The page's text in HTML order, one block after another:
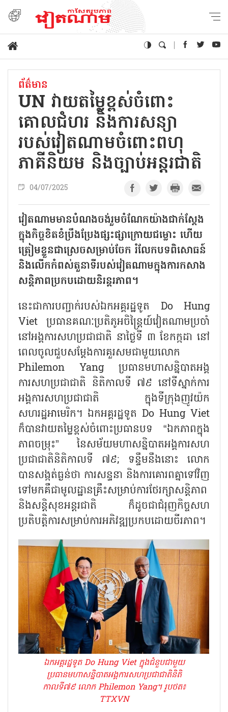
ព័ត៌មាន
UN វាយតម្លៃខ្ពស់ចំពោះ​
គោលជំហរ និងការសន្យា
របស់វៀតណាមចំពោះពហុ
ភាគីនិយម និងច្បាប់អន្តរជាតិ
04/07/2025
វៀតណាមមានបំណងចង់រួមចំណែកយ៉ាងជាក់ស្តែង
ក្នុងកិច្ចខិតខំប្រឹងប្រែងផ្សះផ្សាក្រោយជម្លោះ ហើយ
ត្រៀមខ្លួនជាស្រេចសម្រាប់ចែក រំលែកបទពិសោធន៍
និងលើកកំពស់តួនាទីរបស់វៀតណាមក្នុងការកសាង
សន្តិភាពប្រកបដោយនិរន្តរភាព។
នេះជាការបញ្ជាក់របស់ឯកអគ្គរដ្ឋទូត Do Hung
Viet ប្រធានគណៈប្រតិភូអចិន្ត្រៃយ៍វៀតណាមប្រចាំ
នៅអង្គការសហប្រជាជាតិ នាថ្ងៃទី ៣ ខែកក្កដា នៅ
ពេលចូលជួបសម្តែងការគួរសមជាមួយលោក
Philemon Yang ប្រធានមហាសន្និបាតអង្គ
ការសហប្រជាជាតិ និតិកាលទី ៧៩ នៅទីស្នាក់ការ
អង្គការសហប្រជាជាតិ ក្នុងទីក្រុងញូវយ៉ក
សហរដ្ឋអាមេរិក។ ឯកអគ្គរដ្ឋទូត Do Hung Viet
ក៏បានវាយតម្លៃខ្ពស់ចំពោះប្រធានបទ “ឯកភាពក្នុង
ភាពចម្រុះ” នៃសម័យមហាសន្និបាតអង្គការសហ
ប្រជាជាតិនិតិកាលទី ៧៩; ទន្ទឹមនឹងនោះ លោក
បានសង្កត់ធ្ងន់ថា ការសន្ទនា និងការគោរពគ្នាទៅវិញ
ទៅមកគឺជាមូលដ្ឋានគ្រឹះសម្រាប់ការថែរក្សាសន្តិភាព
និងសន្តិសុខអន្តរជាតិ ក៏ដូចជាជំរុញកិច្ចសហ
ប្រតិបត្តិការសម្រាប់ការអភិវឌ្ឍប្រកបដោយចីរភាព។
ឯកអគ្គរដ្ឋទូត Do Hung Viet ក្នុងជំនួបជាមួយ
ប្រធានមហាសន្និបាតអង្គការសហប្រជាជាតិនិតិ
កាលទី៧៩ លោក Philemon Yang។ រូបថត៖
TTXVN